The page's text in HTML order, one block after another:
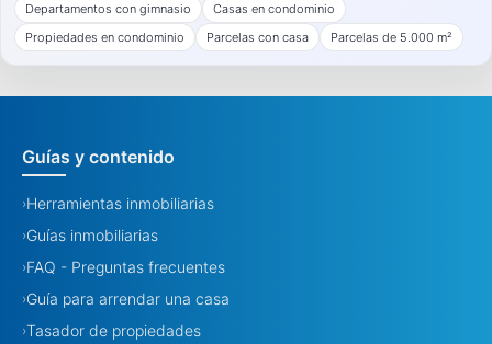
Departamentos con gimnasio
Casas en condominio
Propiedades en condominio
Parcelas con casa Parcelas de 5.000 m²
Guías y contenido
›Herramientas inmobiliarias
›Guías inmobiliarias
›FAQ - Preguntas frecuentes
›Guía para arrendar una casa
›Tasador de propiedades